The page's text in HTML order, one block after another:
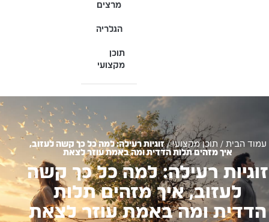
מרצים
הגלריה
תוכן
מקצועי
עמוד הבית / תוכן מקצועי/זוגיות רעילה: למה כל כך קשה לעזוב,
איך מזהים תלות הדדית ומה באמת עוזר לצאת
זוגיות רעילה: למה כל כך קשה
לעזוב, איך מזהים תלות
הדדית ומה באמת עוזר לצאת